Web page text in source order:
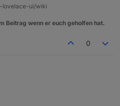
lovelace-ui/wiki
Beitrag wenn er euch geholfen hat.
0